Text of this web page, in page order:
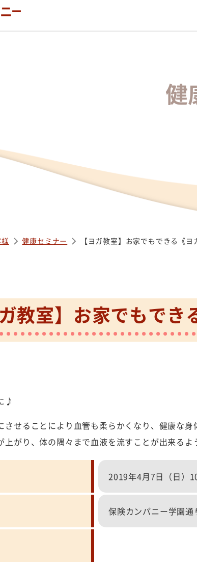
健
健康セミナー 【ヨガ教室】お家でもできる《ヨ
ガ教室】お家でもで
♪
させることにより血管も柔らかくなり、健康な身
上がり、体の隅々まで血液を流すことが出来るよ
2019年4月7日（日）
保険カンパニー学園通